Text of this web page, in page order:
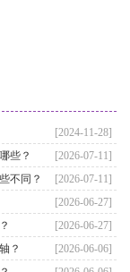
[2024-11-28]
[2026-07-11]
些？
[2026-07-11]
不同？
[2026-06-27]
[2026-06-27]
[2026-06-06]
？